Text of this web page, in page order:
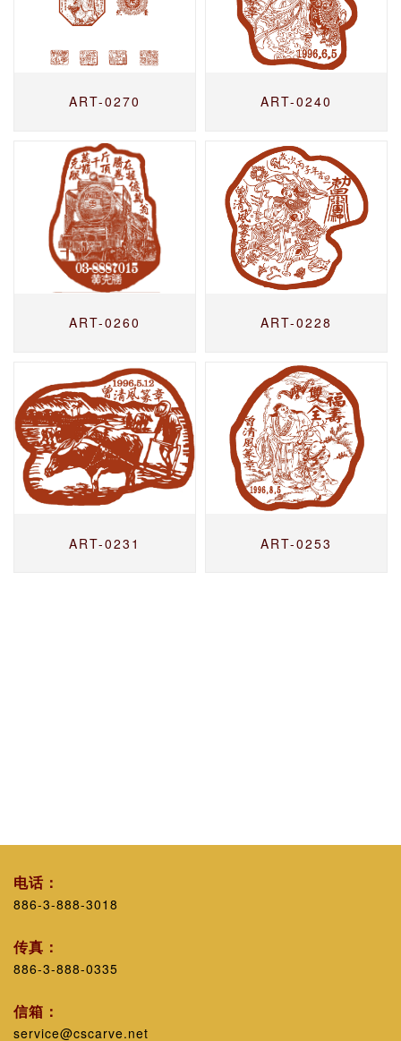
ART-0270 ART-0240
ART-0260 ART-0228
ART-0231 ART-0253
电话：
886-3-888-3018
传真：
886-3-888-0335
信箱：
service@cscarve.net